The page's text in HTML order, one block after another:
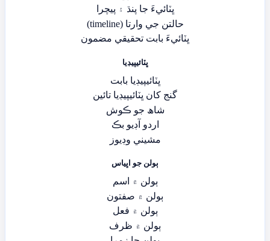
ڀٽائيءَ جا پنڌ ۽ پيچرا
حالتن جي وارتا (timeline)
ڀٽائيءَ بابت تحقيقي مضمون
ڀٽائيپيڊيا
ڀٽائيپيڊيا بابت
گنج کان ڀٽائيپيڊيا تائين
شاھ جو ڪوش
اردو آڊيو بڪ
مشيني وڊيوز
ٻولن جو اڀياس
ٻولن ۾ اسم
ٻولن ۾ صفتون
ٻولن ۾ فعل
ٻولن ۾ ظرف